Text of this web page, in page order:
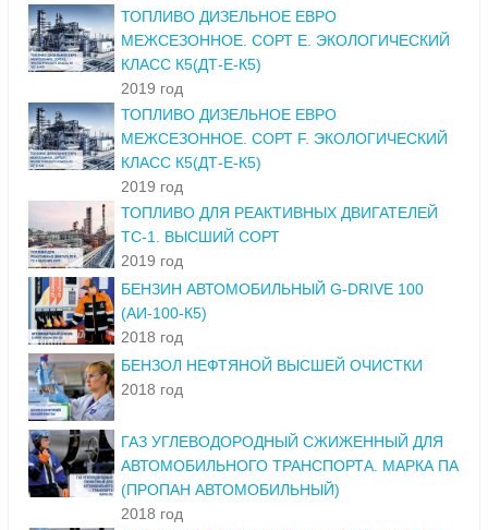
ТОПЛИВО ДИЗЕЛЬНОЕ ЕВРО
МЕЖСЕЗОННОЕ. СОРТ Е. ЭКОЛОГИЧЕСКИЙ
КЛАСС К5(ДТ-Е-К5)
2019 год
ТОПЛИВО ДИЗЕЛЬНОЕ ЕВРО
МЕЖСЕЗОННОЕ. СОРТ F. ЭКОЛОГИЧЕСКИЙ
КЛАСС К5(ДТ-Е-К5)
2019 год
ТОПЛИВО ДЛЯ РЕАКТИВНЫХ ДВИГАТЕЛЕЙ
ТС-1. ВЫСШИЙ СОРТ
2019 год
БЕНЗИН АВТОМОБИЛЬНЫЙ G-DRIVE 100
(АИ-100-К5)
2018 год
БЕНЗОЛ НЕФТЯНОЙ ВЫСШЕЙ ОЧИСТКИ
2018 год
ГАЗ УГЛЕВОДОРОДНЫЙ СЖИЖЕННЫЙ ДЛЯ
АВТОМОБИЛЬНОГО ТРАНСПОРТА. МАРКА ПА
(ПРОПАН АВТОМОБИЛЬНЫЙ)
2018 год